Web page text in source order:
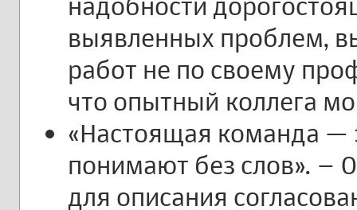
выявленных проблем,
работ не по своему
что опытный коллега
«Настоящая команда —
понимают без слов». –
для описания